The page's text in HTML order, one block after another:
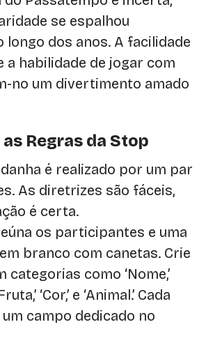
se espalhou
longo dos anos. A facilidade
a habilidade de jogar com
no um divertimento amado
Regras da Stop
é realizado por um par
As diretrizes são fáceis,
é certa.
os participantes e uma
branco com canetas. Crie
categorias como ‘Nome,’
‘Cor,’ e ‘Animal.’ Cada
campo dedicado no